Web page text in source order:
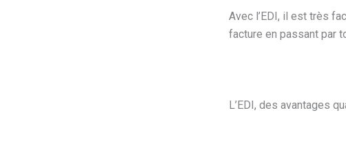
Avec l’EDI, il est très
facture en passant par
L’EDI, des avantages